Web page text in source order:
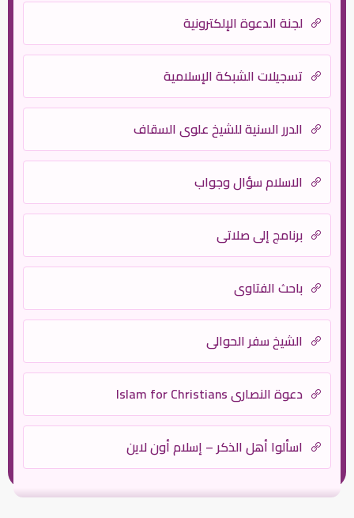
لجنة الدعوة الإلكترونية
تسجيلات الشبكة الإسلامية
الدرر السنية للشيخ علوي السقاف
الاسلام سؤال وجواب
برنامج إلى صلاتى
باحث الفتاوى
الشيخ سفر الحوالي
دعوة النصارى Islam for Christians
اسألوا أهل الذكر – إسلام أون لاين